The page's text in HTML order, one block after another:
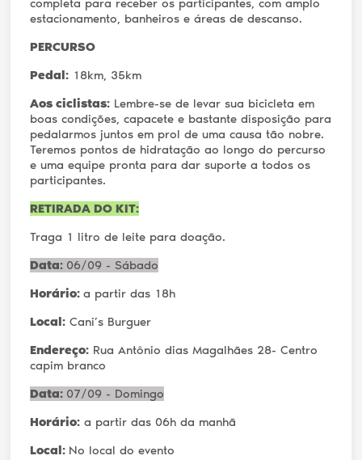
completa para receber os participantes, com amplo
estacionamento, banheiros e áreas de descanso.
PERCURSO
Pedal: 18km, 35km
Aos ciclistas: Lembre-se de levar sua bicicleta em
boas condições, capacete e bastante disposição para
pedalarmos juntos em prol de uma causa tão nobre.
Teremos pontos de hidratação ao longo do percurso
e uma equipe pronta para dar suporte a todos os
participantes.
RETIRADA DO KIT:
Traga 1 litro de leite para doação.
Data: 06/09 - Sábado
Horário:a partir das 18h
Local: Cani’s Burguer
Endereço: Rua Antônio dias Magalhães 28- Centro
capim branco
Data: 07/09 - Domingo
Horário: a partir das 06h da manhã
Local: No local do evento